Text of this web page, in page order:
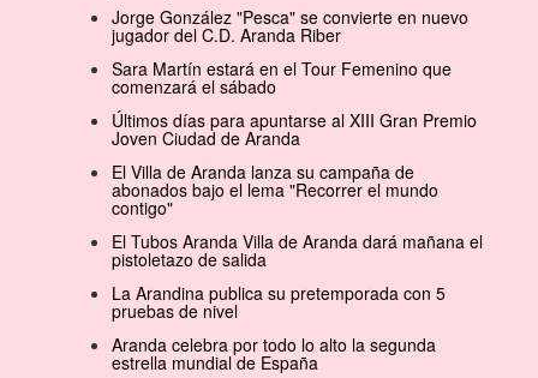
Jorge González "Pesca" se convierte en nuevo
jugador del C.D. Aranda Riber
Sara Martín estará en el Tour Femenino que
comenzará el sábado
Últimos días para apuntarse al XIII Gran Premio
Joven Ciudad de Aranda
El Villa de Aranda lanza su campaña de
abonados bajo el lema "Recorrer el mundo
contigo"
El Tubos Aranda Villa de Aranda dará mañana el
pistoletazo de salida
La Arandina publica su pretemporada con 5
pruebas de nivel
Aranda celebra por todo lo alto la segunda
estrella mundial de España